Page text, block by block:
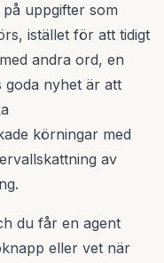
uppgifter som
istället för att tidigt
andra ord, en
goda nyhet är att
körningar med
av
du får en agent
eller vet när